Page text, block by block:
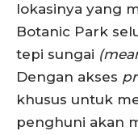
lokasinya yang
Botanic Park
tepi sungai
Dengan akses
khusus untuk
penghuni akan